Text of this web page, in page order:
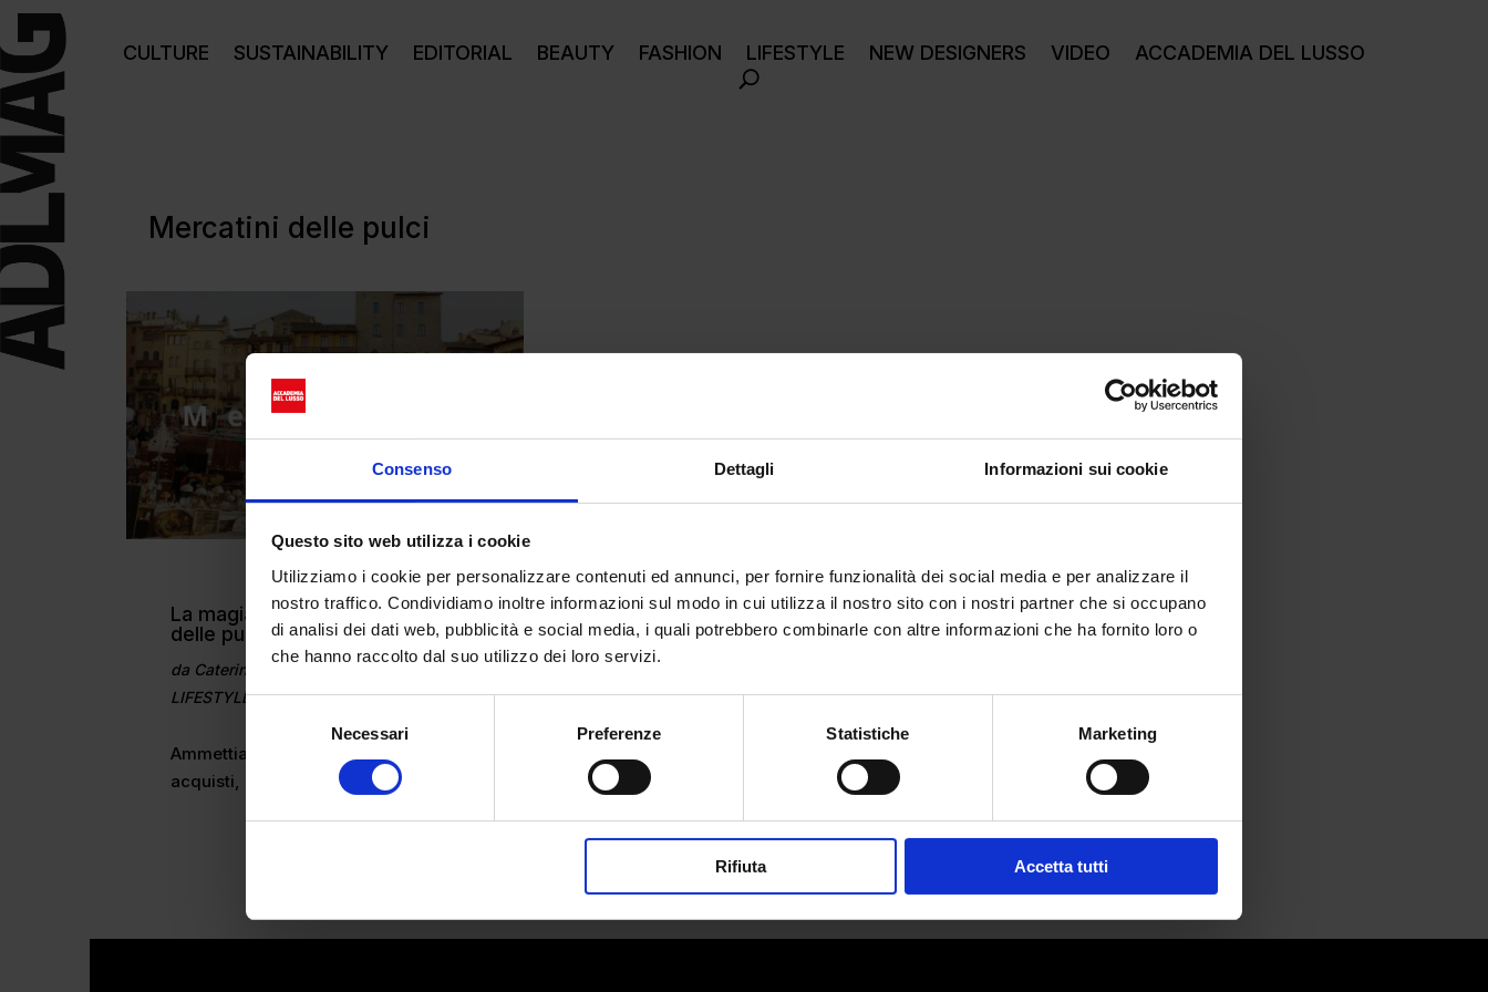
Consenso Dettagli Informazioni sui cookie
Questo sito web utilizza i cookie
Utilizziamo i cookie per personalizzare contenuti ed annunci, per fornire funzionalità dei social media e per analizzare il
nostro traffico. Condividiamo inoltre informazioni sul modo in cui utilizza il nostro sito con i nostri partner che si occupano
di analisi dei dati web, pubblicità e social media, i quali potrebbero combinarle con altre informazioni che ha fornito loro o
che hanno raccolto dal suo utilizzo dei loro servizi.
Selezione
consenso
Necessari Preferenze Statistiche Marketing
Rifiuta Accetta tutti
CULTURE SUSTAINABILITY EDITORIAL BEAUTY FASHION LIFESTYLE NEW DESIGNERS VIDEO ACCADEMIA DEL LUSSO
Mercatini delle pulci
La magia eterna dei mercatini
delle pulci
da Caterina Zolli
LIFESTYLE
Ammettiamolo, a tutti piace fare
acquisti, e non...